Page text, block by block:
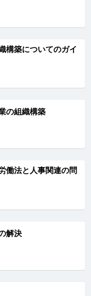
構築についてのガイ
の組織構築
働法と人事関連の問
解決